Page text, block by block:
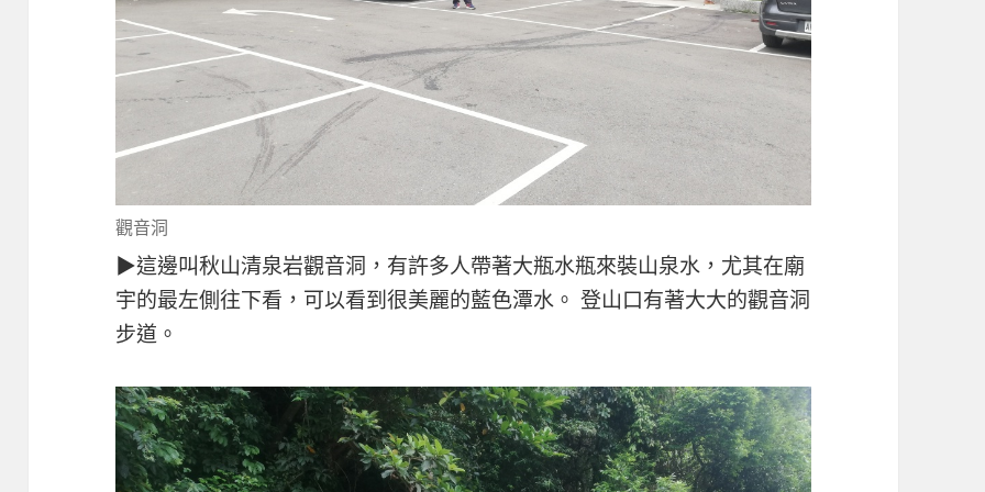
觀音洞
▶這邊叫秋山清泉岩觀音洞，有許多人帶著大瓶水瓶來裝山泉水，尤其在廟
宇的最左側往下看，可以看到很美麗的藍色潭水。 登山口有著大大的觀音洞
步道。